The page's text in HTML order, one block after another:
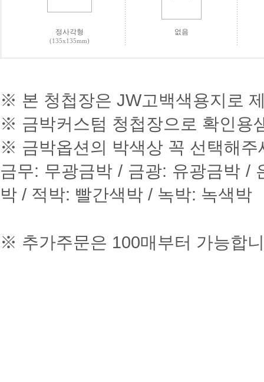
정사각형
(135x135mm)
없음
※ 본 청첩장은 JW고백색용지로
※ 금박커스텀 청첩장으로 확인용
※ 금박옵션의 박색상 꼭 선택해주
금무: 무광금박 / 금광: 유광금박 /
박 / 적박: 빨간색박 / 녹박: 녹색박
※ 추가주문은 100매부터 가능합